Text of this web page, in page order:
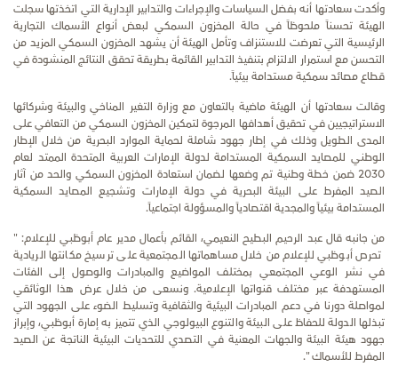
وأكدت سعادتها أنه بفضل السياسات والإجراءات والتدابير الإدارية التي اتخذتها سجلت
الهيئة تحسناً ملحوظاً في حالة المخزون السمكي لبعض أنواع الأسماك التجارية
الرئيسية التي تعرضت للاستنزاف وتأمل الهيئة أن يشهد المخزون السمكي المزيد من
التحسن مع استمرار الالتزام بتنفيذ التدابير القائمة بطريقة تحقق النتائج المنشودة في
قطاع مصائد سمكية مستدامة بيئياً.
وقالت سعادتها أن الهيئة ماضية بالتعاون مع وزارة التغير المناخي والبيئة وشركائها
الاستراتيجيين في تحقيق أهدافها المرجوة لتمكين المخزون السمكي من التعافي على
المدى الطويل وذلك في إطار جهود شاملة لحماية الموارد البحرية من خلال الإطار
الوطني للمصايد السمكية المستدامة لدولة الإمارات العربية المتحدة الممتد لعام
2030 ضمن خطة وطنية تم وضعها لضمان استعادة المخزون السمكي والحد من آثار
الصيد المفرط على البيئة البحرية في دولة الإمارات وتشجيع المصايد السمكية
المستدامة بيئياً والمجدية اقتصادياً والمسؤولة اجتماعياً.
من جانبه قال عبد الرحيم البطيح النعيمي، القائم بأعمال مدير عام أبوظبي للإعلام: "
تحرص أبوظبي للإعلام من خلال مساهماتها المجتمعية على ترسيخ مكانتها الريادية
في نشر الوعي المجتمعي بمختلف المواضيع والمبادرات والوصول إلى الفئات
المستهدفة عبر مختلف قنواتها الإعلامية. ونسعى من خلال عرض هذا الوثائقي
لمواصلة دورنا في دعم المبادرات البيئية والثقافية وتسليط الضوء على الجهود التي
تبذلها الدولة للحفاظ على البيئة والتنوع البيولوجي الذي تتميز به إمارة أبوظبي، وإبراز
جهود هيئة البيئة والجهات المعنية في التصدي للتحديات البيئية الناتجة عن الصيد
المفرط للأسماك ".